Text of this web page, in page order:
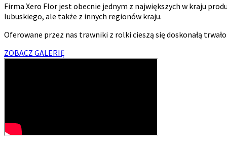
Firma Xero Flor jest obecnie jednym z największych w kraju
lubuskiego, ale także z innych regionów kraju.
Oferowane przez nas trawniki z rolki cieszą się doskonałą
ZOBACZ GALERIĘ